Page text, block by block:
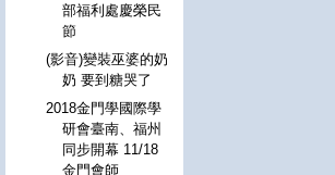
部福利處慶榮民
節
(影音)變裝巫婆的奶
奶 要到糖哭了
2018金門學國際學
研會臺南、福州
同步開幕 11/18
金門會師